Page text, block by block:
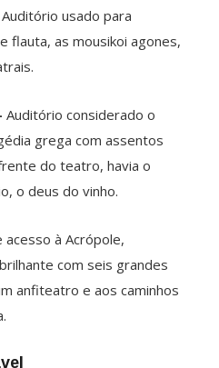
Auditório usado para
flauta, as mousikoi agones,
Auditório considerado o
grega com assentos
do teatro, havia o
o deus do vinho.
acesso à Acrópole,
com seis grandes
anfiteatro e aos caminhos